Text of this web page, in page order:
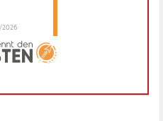
Hubert Menken
hat4.88 von5
Bewertungen